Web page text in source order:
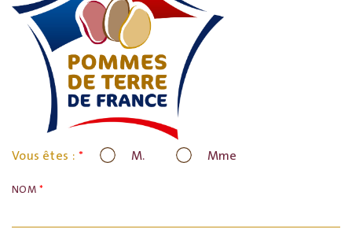
Vous êtes : * M. Mme
NOM *